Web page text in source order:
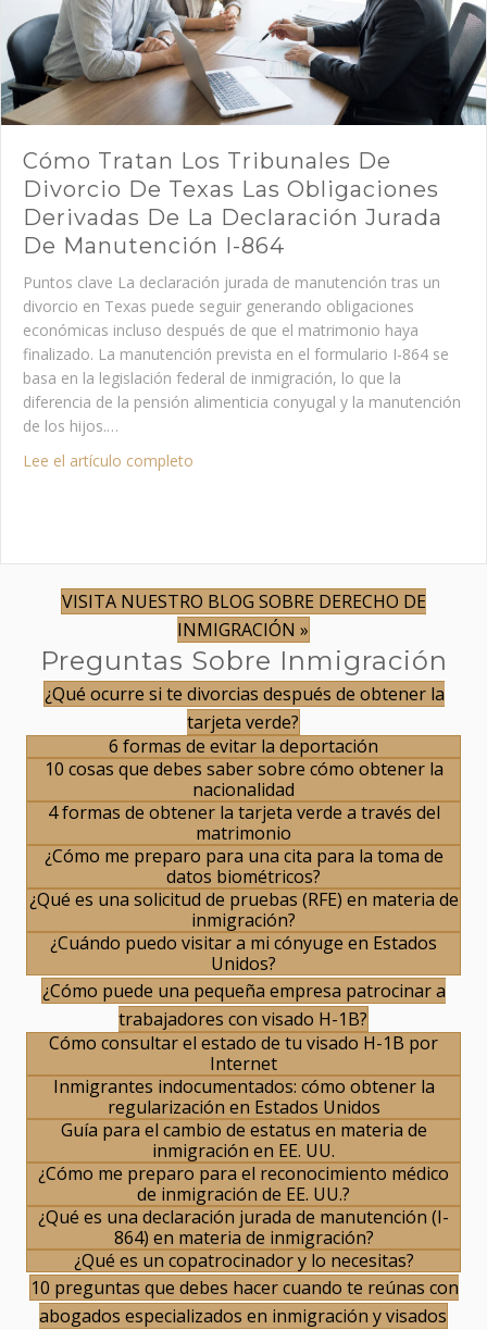
Cómo Tratan Los Tribunales De
Divorcio De Texas Las Obligaciones
Derivadas De La Declaración Jurada
De Manutención I-864
Puntos clave La declaración jurada de manutención tras un
divorcio en Texas puede seguir generando obligaciones
económicas incluso después de que el matrimonio haya
finalizado. La manutención prevista en el formulario I-864 se
basa en la legislación federal de inmigración, lo que la
diferencia de la pensión alimenticia conyugal y la manutención
de los hijos.…
Lee el artículo completo
VISITA NUESTRO BLOG SOBRE DERECHO DE
INMIGRACIÓN »
Preguntas Sobre Inmigración
¿Qué ocurre si te divorcias después de obtener la
tarjeta verde?
6 formas de evitar la deportación
10 cosas que debes saber sobre cómo obtener la
nacionalidad
4 formas de obtener la tarjeta verde a través del
matrimonio
¿Cómo me preparo para una cita para la toma de
datos biométricos?
¿Qué es una solicitud de pruebas (RFE) en materia de
inmigración?
¿Cuándo puedo visitar a mi cónyuge en Estados
Unidos?
¿Cómo puede una pequeña empresa patrocinar a
trabajadores con visado H-1B?
Cómo consultar el estado de tu visado H-1B por
Internet
Inmigrantes indocumentados: cómo obtener la
regularización en Estados Unidos
Guía para el cambio de estatus en materia de
inmigración en EE. UU.
¿Cómo me preparo para el reconocimiento médico
de inmigración de EE. UU.?
¿Qué es una declaración jurada de manutención (I-
864) en materia de inmigración?
¿Qué es un copatrocinador y lo necesitas?
10 preguntas que debes hacer cuando te reúnas con
abogados especializados en inmigración y visados